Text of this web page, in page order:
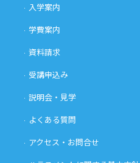
入学案内
学費案内
資料請求
受講申込み
説明会・見学
よくある質問
アクセス・お問合せ